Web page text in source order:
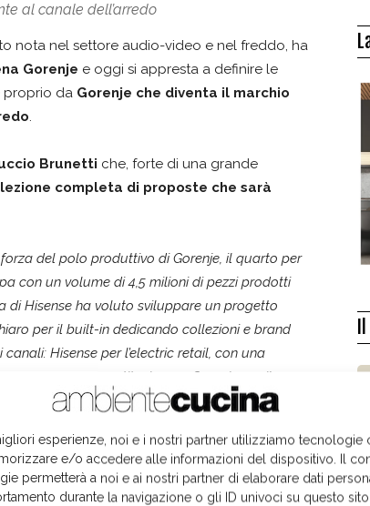
esperienze, noi e i nostri partner utilizziamo tecnologie
e/o accedere alle informazioni del dispositivo. Il
permetterà a noi e ai nostri partner di elaborare dati
durante la navigazione o gli ID univoci su questo
al canale dell’arredo
nota nel settore audio-video e nel freddo, ha
Gorenje e oggi si appresta a definire le
proprio da Gorenje che diventa il marchio
.
Brunetti che, forte di una grande
completa di proposte che sarà
del polo produttivo di Gorenje, il quarto per
con un volume di 4,5 milioni di pezzi prodotti
di Hisense ha voluto sviluppare un progetto
per il built-in dedicando collezioni e brand
canali: Hisense per l’electric retail, con una
per la sostituzione, e Gorenje per il
molto esigente in termini di qualità e di
che comprenderà circa 70 referenze in grado
con una grande focalizzazione sulla
di start up, solo le cappe non saranno presenti